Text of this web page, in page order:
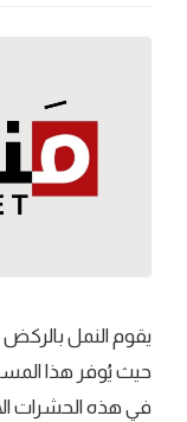
يقوم النمل
حيث يُوفر هذا
في هذه الحشرات